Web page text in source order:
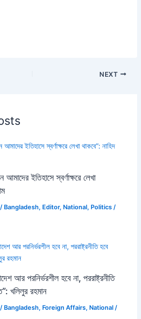
NEXT
ইতিহাসে স্বর্ণাক্ষরে লেখা
/ Bangladesh, Editor, National, Politics /
আর পরনির্ভরশীল হবে না, পররাষ্ট্রনীতি
খলিলুর রহমান
/ Bangladesh, Foreign Affairs, National /